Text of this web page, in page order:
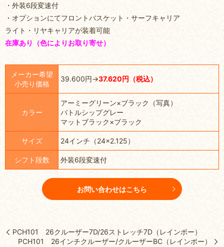
・外装6段変速付
・オプションにてフロントバスケット・サーフキャリア
ライト・リヤキャリアが装着可能
在庫あり（色によりお取り寄せ）
メーカー希望
小売り価格
39.600円→37.620円（税込）
カラー
アーミーグリーン×ブラック（写真）
バトルシップグレー
マットブラック×ブラック
サイズ 24インチ（24×2.125）
シフト段数 外装6段変速付
お問い合わせはこちら
PCH101 26クルーザー7D/26ストレッチ7D（レインボー）
PCH101 26インチクルーザー/クルーザーBC（レインボー）